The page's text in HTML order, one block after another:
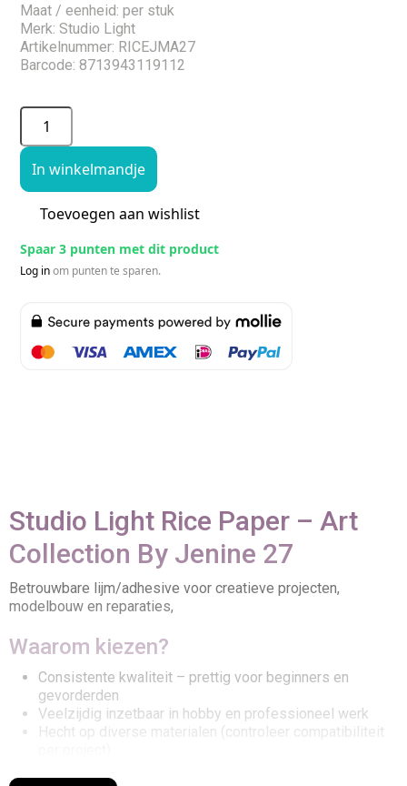
Maat / eenheid: per stuk
Merk: Studio Light
Artikelnummer: RICEJMA27
Barcode: 8713943119112
In winkelmandje
Toevoegen aan wishlist
Spaar 3 punten met dit product
Log inom punten te sparen.
Studio Light Rice Paper – Art
Collection By Jenine 27
Betrouwbare lijm/adhesive voor creatieve projecten,
modelbouw en reparaties,
Waarom kiezen?
Consistente kwaliteit – prettig voor beginners en
gevorderden
Veelzijdig inzetbaar in hobby en professioneel werk
Hecht op diverse materialen (controleer compatibiliteit